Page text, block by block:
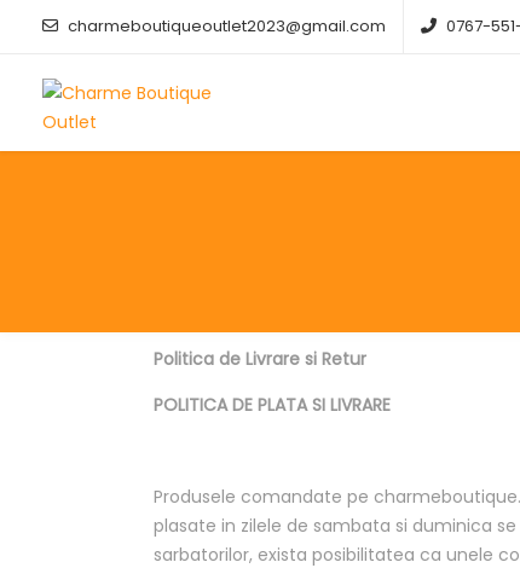
charmeboutiqueoutlet2023@gmail.com 0767-
Politica de Livrare si Retur
POLITICA DE PLATA SI LIVRARE
Produsele comandate pe
plasate in zilele de sambata si duminica
sarbatorilor, exista posibilitatea ca unele